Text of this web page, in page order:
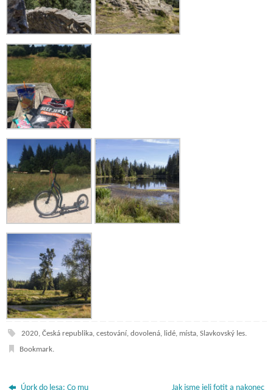
2020, Česká republika, cestování, dovolená, lidé, místa, Slavkovský les.
Bookmark.
Úprk do lesa: Co mu Jak jsme jeli fotit a nakonec